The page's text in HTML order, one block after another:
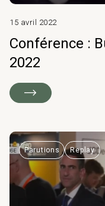
15 avril 2022
Conférence :
2022
Parutions Replay